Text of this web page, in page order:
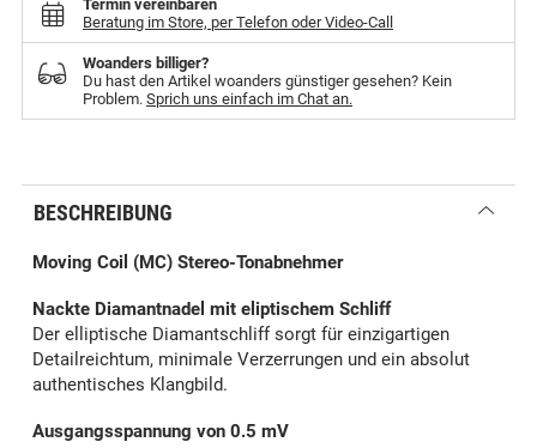
Termin vereinbaren
Beratung im Store, per Telefon oder Video-Call
Woanders billiger?
Du hast den Artikel woanders günstiger gesehen? Kein
Problem. Sprich uns einfach im Chat an.
BESCHREIBUNG
Moving Coil (MC) Stereo-Tonabnehmer
Nackte Diamantnadel mit eliptischem Schliff
Der elliptische Diamantschliff sorgt für einzigartigen
Detailreichtum, minimale Verzerrungen und ein absolut
authentisches Klangbild.
Ausgangsspannung von 0.5 mV